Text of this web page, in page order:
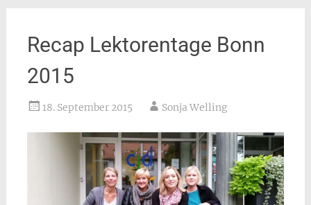
Recap Lektorentage Bonn
2015
18. September 2015 Sonja Welling